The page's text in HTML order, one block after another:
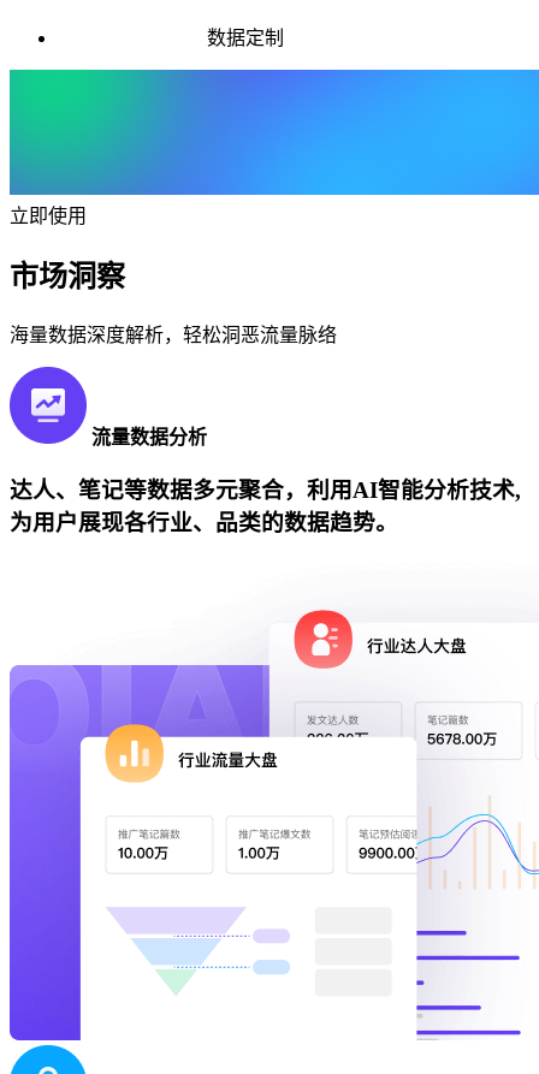
数据定制
立即使用
市场洞察
海量数据深度解析，轻松洞恶流量脉络
流量数据分析
达人、笔记等数据多元聚合，利用AI智能分析技术,
为用户展现各行业、品类的数据趋势。